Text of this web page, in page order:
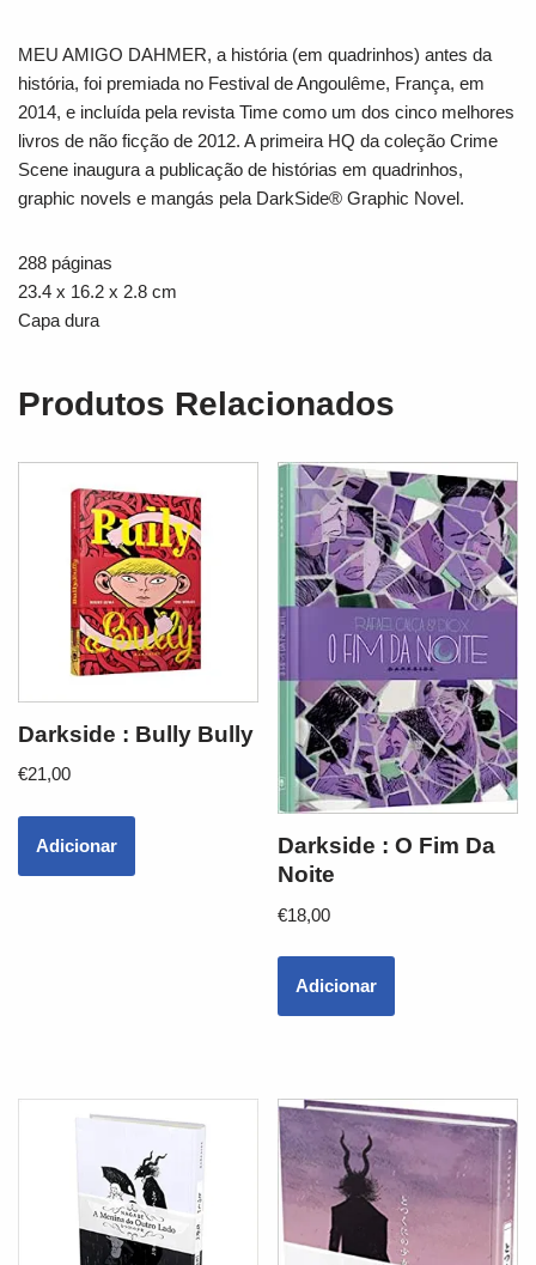
MEU AMIGO DAHMER, a história (em quadrinhos) antes da
história, foi premiada no Festival de Angoulême, França, em
2014, e incluída pela revista Time como um dos cinco melhores
livros de não ficção de 2012. A primeira HQ da coleção Crime
Scene inaugura a publicação de histórias em quadrinhos,
graphic novels e mangás pela DarkSide® Graphic Novel.
288 páginas
23.4 x 16.2 x 2.8 cm
Capa dura
Produtos Relacionados
Darkside : Bully Bully
€21,00
Adicionar
Darkside : O Fim Da
Noite
€18,00
Adicionar